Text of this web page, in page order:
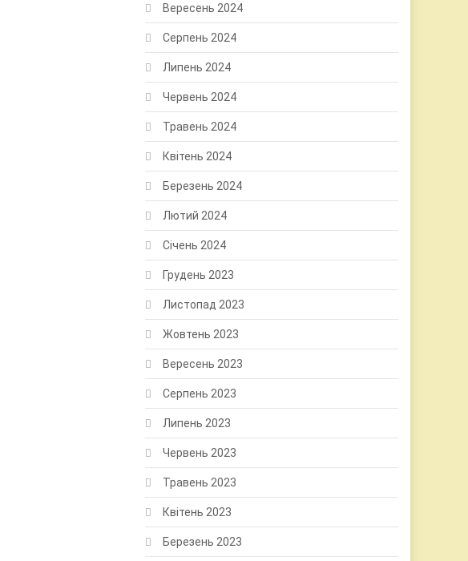
Вересень 2024
Серпень 2024
Липень 2024
Червень 2024
Травень 2024
Квітень 2024
Березень 2024
Лютий 2024
Січень 2024
Грудень 2023
Листопад 2023
Жовтень 2023
Вересень 2023
Серпень 2023
Липень 2023
Червень 2023
Травень 2023
Квітень 2023
Березень 2023